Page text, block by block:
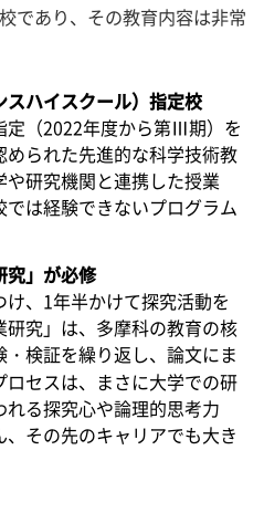
であり、その教育内容は非常
ハイスクール）指定校
定（2022年度から第Ⅲ期）を
られた先進的な科学技術教
研究機関と連携した授業
は経験できないプログラム
究」が必修
、1年半かけて探究活動を
究」は、多摩科の教育の核
検証を繰り返し、論文にま
ロセスは、まさに大学での研
る探究心や論理的思考力
その先のキャリアでも大き